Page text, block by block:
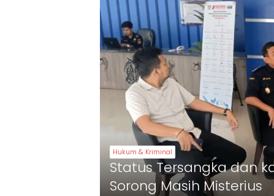
Hukum & Kriminal
Status Tersangka dan
Sorong Masih Misterius